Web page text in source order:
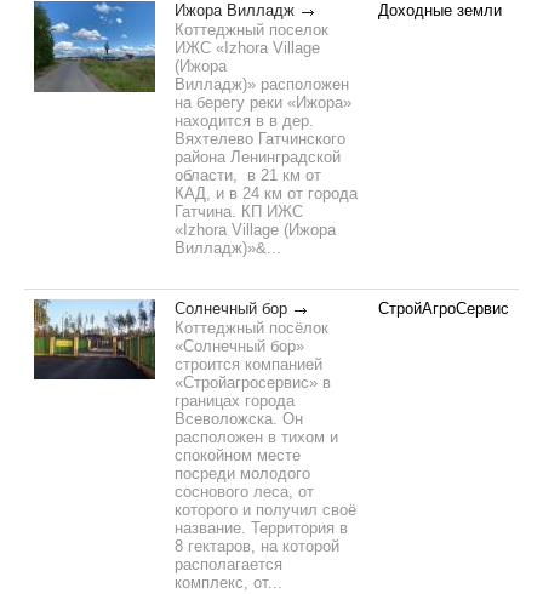
Ижора Вилладж
Коттеджный поселок
ИЖС «Izhora Village
(Ижора
Вилладж)» расположен
на берегу реки «Ижора»
находится в в дер.
Вяхтелево Гатчинского
района Ленинградской
области, в 21 км от
КАД, и в 24 км от города
Гатчина. КП ИЖС
«Izhora Village (Ижора
Вилладж)»&...
Доходные земли
Солнечный бор
Коттеджный посёлок
«Солнечный бор»
строится компанией
«Стройагросервис» в
границах города
Всеволожска. Он
расположен в тихом и
спокойном месте
посреди молодого
соснового леса, от
которого и получил своё
название. Территория в
8 гектаров, на которой
располагается
комплекс, от...
СтройАгроСервис